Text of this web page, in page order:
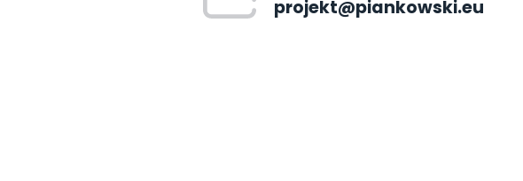
projekt@piankowski.eu